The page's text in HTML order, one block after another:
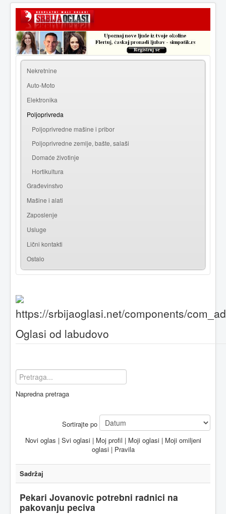
| Registracija
Nekretnine
Auto-Moto
Elektronika
Poljoprivreda
Poljoprivredne mašine i pribor
Poljoprivredne zemlje, bašte, salaši
Domaće životinje
Hortikultura
Građevinstvo
Mašine i alati
Zaposlenje
Usluge
Lični kontakti
Ostalo
Oglasi od labudovo
Napredna pretraga
Sortirajte po
Novi oglas | Svi oglasi| Moj profil | Moji oglasi| Moji omiljeni
oglasi| Pravila
Sadržaj
Pekari Jovanovic potrebni radnici na
pakovanju peciva